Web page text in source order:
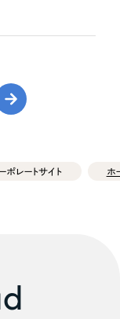
レートサイト ホ